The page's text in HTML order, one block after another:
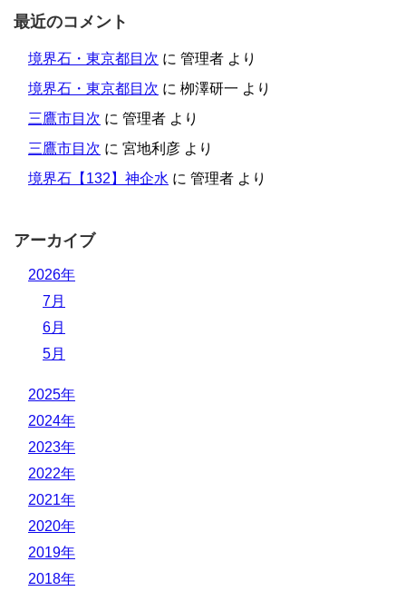
最近のコメント
境界石・東京都目次 に 管理者 より
境界石・東京都目次 に 栁澤研一 より
三鷹市目次 に 管理者 より
三鷹市目次 に 宮地利彦 より
境界石【132】神企水 に 管理者 より
アーカイブ
2026年
7月
6月
5月
2025年
2024年
2023年
2022年
2021年
2020年
2019年
2018年